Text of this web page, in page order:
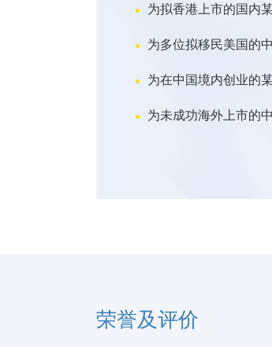
为拟香港上市的国内
为多位拟移民美国的
为在中国境内创业的
为未成功海外上市的
荣誉及评价